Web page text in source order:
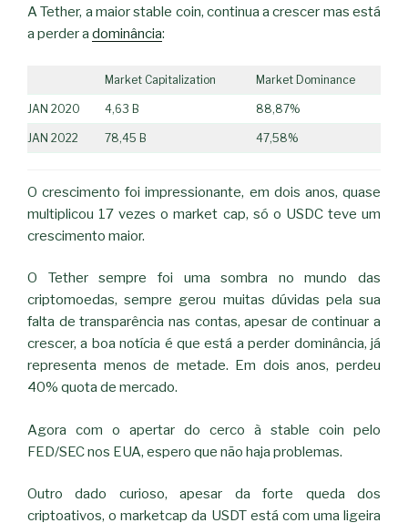
A Tether, a maior stable coin, continua a crescer mas está
a perder a dominância:
Market Capitalization Market Dominance
JAN 2020 4,63 B 88,87%
JAN 2022 78,45 B 47,58%
O crescimento foi impressionante, em dois anos, quase
multiplicou 17 vezes o market cap, só o USDC teve um
crescimento maior.
O Tether sempre foi uma sombra no mundo das
criptomoedas, sempre gerou muitas dúvidas pela sua
falta de transparência nas contas, apesar de continuar a
crescer, a boa notícia é que está a perder dominância, já
representa menos de metade. Em dois anos, perdeu
40% quota de mercado.
Agora com o apertar do cerco à stable coin pelo
FED/SEC nos EUA, espero que não haja problemas.
Outro dado curioso, apesar da forte queda dos
criptoativos, o marketcap da USDT está com uma ligeira